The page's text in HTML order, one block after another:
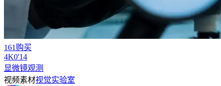
161购买
4K0'14
显微镜观测
视频素材视觉实验室